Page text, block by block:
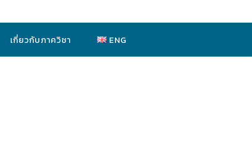
เกี่ยวกับภาควิชา ENG